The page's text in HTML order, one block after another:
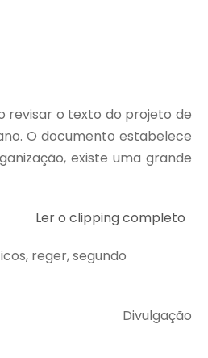
revisar o texto do projeto de
O documento estabelece
existe uma grande
Ler o clipping completo
reger, segundo
Divulgação